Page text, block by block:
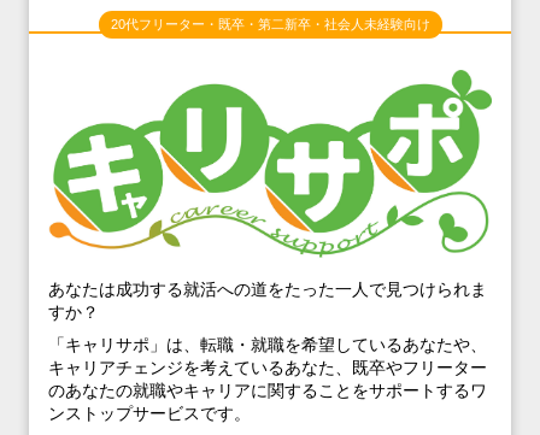
20代フリーター・既卒・第二新卒・社会人未経験向け
あなたは成功する就活への道をたった一人で見つけられま
すか？
「キャリサポ」は、転職・就職を希望しているあなたや、
キャリアチェンジを考えているあなた、既卒やフリーター
のあなたの就職やキャリアに関することをサポートするワ
ンストップサービスです。